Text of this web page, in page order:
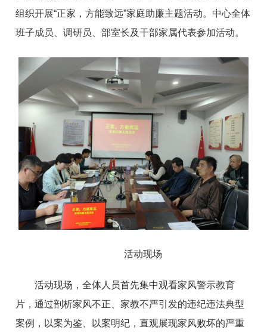
组织开展“正家，方能致远”家庭助廉主题活动。中心全体
班子成员、调研员、部室长及干部家属代表参加活动。
活动现场
活动现场，全体人员首先集中观看家风警示教育
片，通过剖析家风不正、家教不严引发的违纪违法典型
案例，以案为鉴、以案明纪，直观展现家风败坏的严重